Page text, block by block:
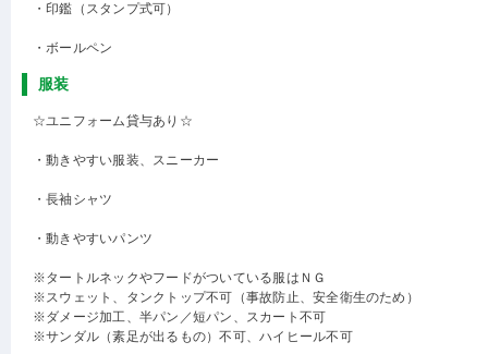
・印鑑（スタンプ式可）
・ボールペン
服装
☆ユニフォーム貸与あり☆
・動きやすい服装、スニーカー
・長袖シャツ
・動きやすいパンツ
※タートルネックやフードがついている服はＮＧ
※スウェット、タンクトップ不可（事故防止、安全衛生のため）
※ダメージ加工、半パン／短パン、スカート不可
※サンダル（素足が出るもの）不可、ハイヒール不可